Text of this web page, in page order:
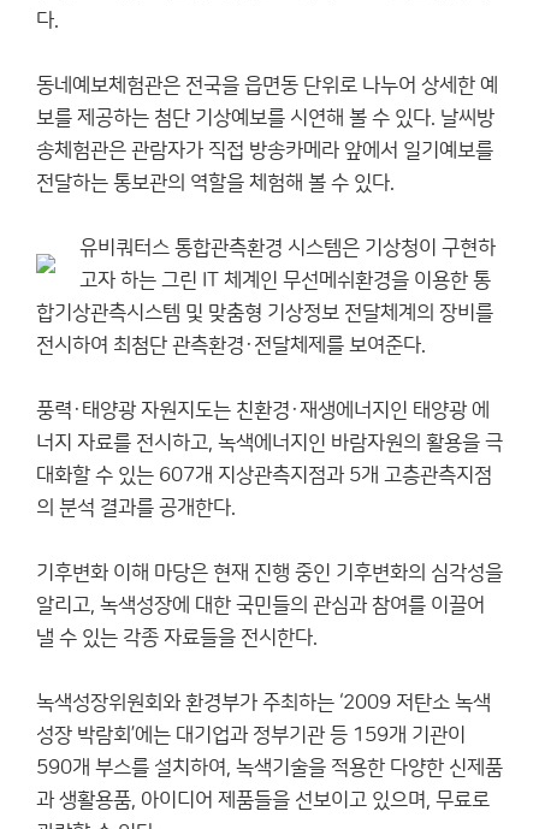
다.
동네예보체험관은 전국을 읍면동 단위로 나누어 상세한 예
보를 제공하는 첨단 기상예보를 시연해 볼 수 있다. 날씨방
송체험관은 관람자가 직접 방송카메라 앞에서 일기예보를
전달하는 통보관의 역할을 체험해 볼 수 있다.
유비쿼터스 통합관측환경 시스템은 기상청이 구현하
고자 하는 그린 IT 체계인 무선메쉬환경을 이용한 통
합기상관측시스템 및 맞춤형 기상정보 전달체계의 장비를
전시하여 최첨단 관측환경·전달체제를 보여준다.
풍력·태양광 자원지도는 친환경·재생에너지인 태양광 에
너지 자료를 전시하고, 녹색에너지인 바람자원의 활용을 극
대화할 수 있는 607개 지상관측지점과 5개 고층관측지점
의 분석 결과를 공개한다.
기후변화 이해 마당은 현재 진행 중인 기후변화의 심각성을
알리고, 녹색성장에 대한 국민들의 관심과 참여를 이끌어
낼 수 있는 각종 자료들을 전시한다.
녹색성장위원회와 환경부가 주최하는 ‘2009 저탄소 녹색
성장 박람회’에는 대기업과 정부기관 등 159개 기관이
590개 부스를 설치하여, 녹색기술을 적용한 다양한 신제품
과 생활용품, 아이디어 제품들을 선보이고 있으며, 무료로